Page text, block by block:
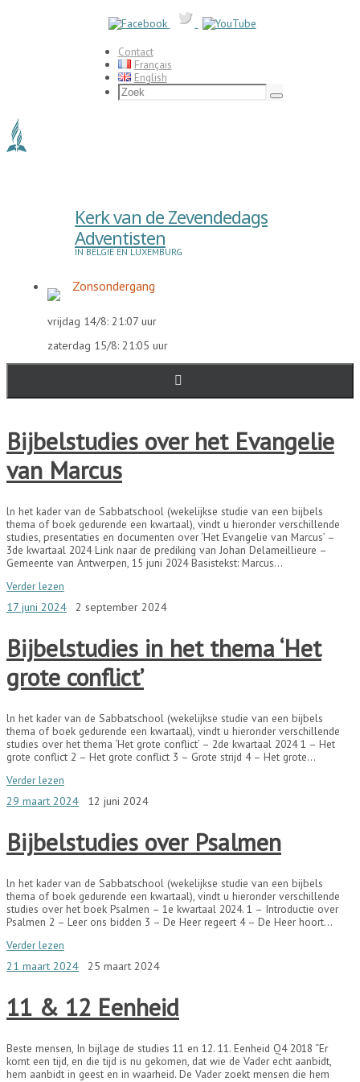
Contact
Français
English
Zoeken
naar:
Zoek
Kerk van de Zevendedags
Adventisten
IN BELGIË EN LUXEMBURG
Zonsondergang
vrijdag 14/8: 21:07 uur
zaterdag 15/8: 21:05 uur
Bijbelstudies over het Evangelie
van Marcus
ln het kader van de Sabbatschool (wekelijkse studie van een bijbels
thema of boek gedurende een kwartaal), vindt u hieronder verschillende
studies, presentaties en documenten over ‘Het Evangelie van Marcus’ –
3de kwartaal 2024 Link naar de prediking van Johan Delameillieure –
Gemeente van Antwerpen, 15 juni 2024 Basistekst: Marcus…
Verder lezen
17 juni 2024
2 september 2024
Bijbelstudies in het thema ‘Het
grote conflict’
ln het kader van de Sabbatschool (wekelijkse studie van een bijbels
thema of boek gedurende een kwartaal), vindt u hieronder verschillende
studies over het thema ‘Het grote conflict’ – 2de kwartaal 2024 1 – Het
grote conflict 2 – Het grote conflict 3 – Grote strijd 4 – Het grote…
Verder lezen
29 maart 2024
12 juni 2024
Bijbelstudies over Psalmen
ln het kader van de Sabbatschool (wekelijkse studie van een bijbels
thema of boek gedurende een kwartaal), vindt u hieronder verschillende
studies over het boek Psalmen – 1e kwartaal 2024. 1 – Introductie over
Psalmen 2 – Leer ons bidden 3 – De Heer regeert 4 – De Heer hoort…
Verder lezen
21 maart 2024
25 maart 2024
11 & 12 Eenheid
Beste mensen, In bijlage de studies 11 en 12. 11. Eenheid Q4 2018 “Er
komt een tijd, en die tijd is nu gekomen, dat wie de Vader echt aanbidt,
hem aanbidt in geest en in waarheid. De Vader zoekt mensen die hem